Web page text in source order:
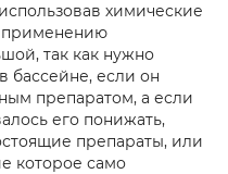
химические
применению
так как нужно
бассейне, если он
препаратом, а если
его понижать,
препараты, или
которое само